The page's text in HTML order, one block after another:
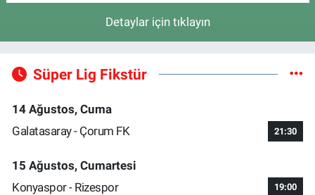
Detaylar için tıklayın
Süper Lig Fikstür
14 Ağustos, Cuma
Galatasaray - Çorum FK
21:30
15 Ağustos, Cumartesi
Konyaspor - Rizespor
19:00